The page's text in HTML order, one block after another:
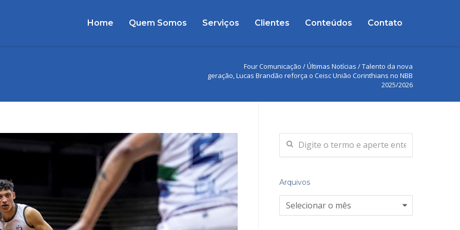
Home Quem Somos Serviços Clientes Conteúdos Contato
Four Comunicação /Últimas Notícias / Talento da nova
geração, Lucas Brandão reforça o Ceisc União Corinthians no NBB
2025/2026
Arquivos
Arquivos